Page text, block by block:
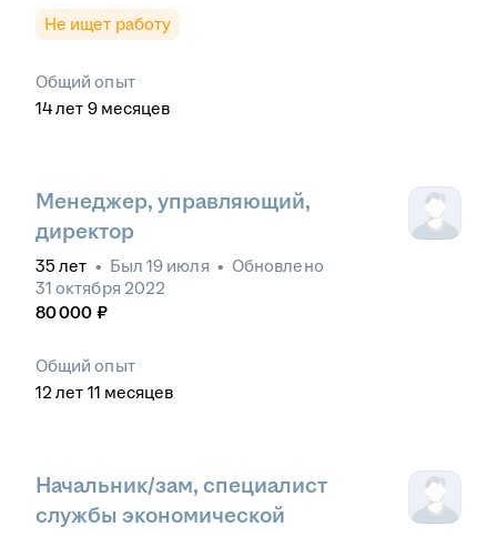
Не ищет работу
Общий опыт
14лет 9 месяцев
Менеджер, управляющий,
директор
35 лет • Был 19 июля • Обновлено
31 октября 2022
80 000 ₽
Общий опыт
12 лет 11 месяцев
Начальник/зам, специалист
службы экономической